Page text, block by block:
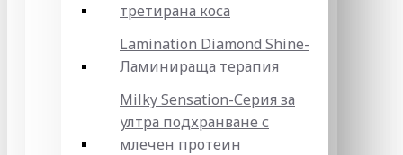
третирана коса
Lamination Diamond Shine-
Ламинираща терапия
Milky Sensation-Серия за
ултра подхранване с
млечен протеин